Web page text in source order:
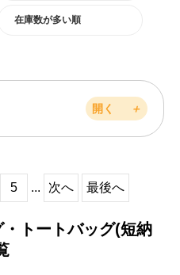
在庫数が多い順
開く ＋
5 ... 次へ 最後へ
トートバッグ(短納